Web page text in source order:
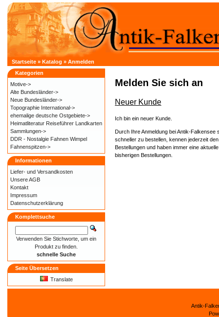
Startseite » Katalog » Anmelden
Melden Sie sich an
Neuer Kunde
Ich bin ein neuer Kunde.
Durch Ihre Anmeldung bei Antik-Falkensee
schneller zu bestellen, kennen jederzeit
Bestellungen und haben immer eine
bisherigen Bestellungen.
Kategorien
Motive->
Alte Bundesländer->
Neue Bundesländer->
Topographie International->
ehemalige deutsche Ostgebiete->
Heimatliteratur Reiseführer Landkarten
Sammlungen->
DDR - Nostalgie Fahnen Wimpel
Fahnenspitzen->
Informationen
Liefer- und Versandkosten
Unsere AGB
Kontakt
Impressum
Datenschutzerklärung
Komplettsuche
Verwenden Sie Stichworte, um ein
Produkt zu finden.
schnelle Suche
Seite Übersetzen
Translate
Antik-